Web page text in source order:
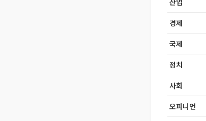
경제
국제
정치
사회
오피니언